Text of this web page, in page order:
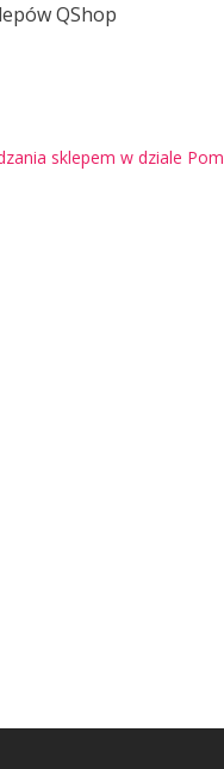
QShop
sklepem w dziale